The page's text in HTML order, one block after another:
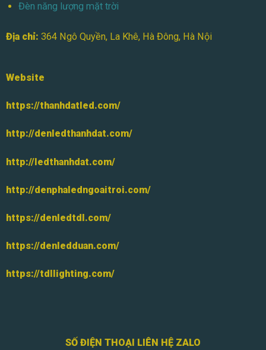
Đèn năng lượng mặt trời
Địa chỉ: 364 Ngô Quyền, La Khê, Hà Đông, Hà Nội
Website
https://thanhdatled.com/
http://denledthanhdat.com/
http://ledthanhdat.com/
http://denphaledngoaitroi.com/
https://denledtdl.com/
https://denledduan.com/
https://tdllighting.com/
SỐ ĐIỆN THOẠI LIÊN HỆ ZALO